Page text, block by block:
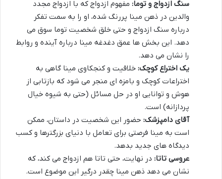
سنگ ازدواج و توما: مفهوم ازدواج که با ازدواج مجدد
والدین در ذهن مینا پررنگ شده، او را به سمت تفکر
درباره سنگ ازدواج و حتی خلق شخصیت توما سوق می
دهد. این بخش ها عمق دغدغه مینا درباره آینده و روابط
را نشان می دهد.
یک اختراع کوچک: خلاقیت و کنجکاوی مینا گاهی به
اختراعات کوچک و بامزه ای منجر می شود که بازتابی از
هوش و توانایی او در حل مسائل (حتی به شیوه خیال
پردازانه) است.
آقای دامپزشک: حضور این شخصیت در داستان، ممکن
است به مینا فرصتی برای تعامل با دنیای بزرگترها و کسب
دیدگاه های جدید بدهد.
عروسی تاتا: در نهایت، حتی تاتا هم ازدواج می کند، که
نشان می دهد ذهن مینا چقدر درگیر این موضوع است.